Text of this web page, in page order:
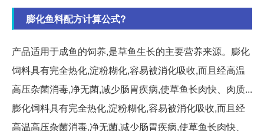
膨化鱼料配方计算公式?
产品适用于成鱼的饲养,是草鱼生长的主要营养来源。膨化
饲料具有完全热化,淀粉糊化,容易被消化吸收,而且经高温
高压杂菌消毒,净无菌,减少肠胃疾病,使草鱼长肉快、肉质...
膨化饲料具有完全热化,淀粉糊化,容易被消化吸收,而且经
高温高压杂菌消毒,净无菌,减少肠胃疾病,使草鱼长肉快、